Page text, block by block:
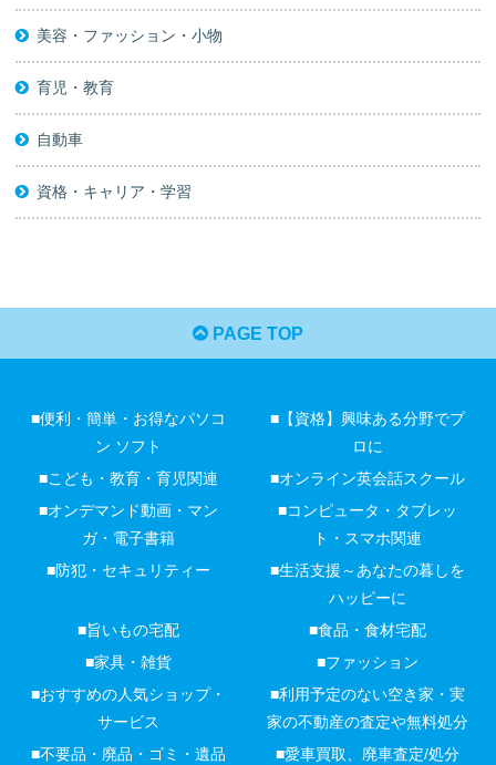
美容・ファッション・小物
育児・教育
自動車
資格・キャリア・学習
PAGE TOP
■便利・簡単・お得なパソコ
ン ソフト
■【資格】興味ある分野でプ
ロに
■こども・教育・育児関連
■オンライン英会話スクール
■オンデマンド動画・マン
ガ・電子書籍
■コンピュータ・タブレッ
ト・スマホ関連
■防犯・セキュリティー
■生活支援～あなたの暮しを
ハッピーに
■旨いもの宅配
■食品・食材宅配
■家具・雑貨
■ファッション
■おすすめの人気ショップ・
サービス
■利用予定のない空き家・実
家の不動産の査定や無料処分
■不要品・廃品・ゴミ・遺品
■愛車買取、廃車査定/処分